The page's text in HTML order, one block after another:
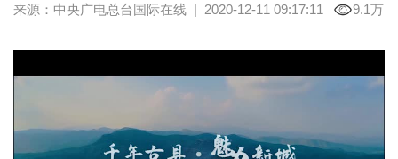
来源： 中央广电总台国际在线| 2020-12-11 09:17:11 9.1万